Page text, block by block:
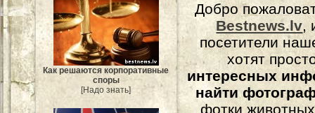
Как решаются корпоративные
споры
[Надо знать]
Добро
Bestnews.lv,
посетители
хотят
интересных
найти
фотки животных